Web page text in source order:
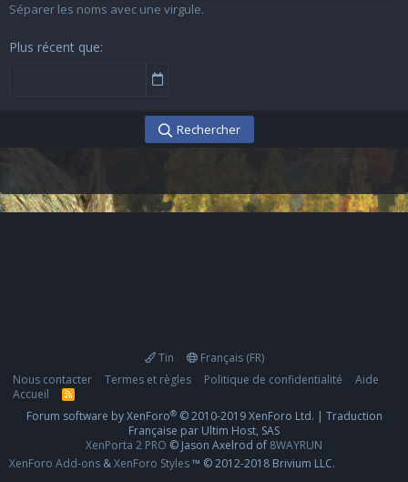
Séparer les noms avec une virgule.
Plus récent que
Rechercher
Tin
Français (FR)
Nous contacter
Termes et règles Politique de confidentialité
Aide
Accueil
R
S
S
Forum software by XenForo® © 2010-2019 XenForo Ltd. | Traduction
Française par Ultim Host, SAS
XenPorta 2 PRO © Jason Axelrod of 8WAYRUN
XenForo Add-ons &XenForo Styles™ © 2012-2018 Brivium LLC.